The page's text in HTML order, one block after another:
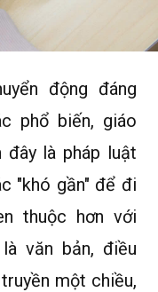
động đáng
phổ biến, giáo
đây là pháp luật
"khó gần" để đi
thuộc hơn với
văn bản, điều
một chiều,